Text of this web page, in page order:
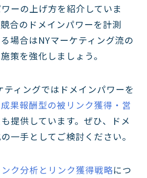
ーの上げ方を紹介していま
合のドメインパワーを計測
場合はNYマーケティング流の
策を強化しましょう。
ティングではドメインパワーを
成果報酬型の被リンク獲得・営
も提供しています。ぜひ、ドメ
一手としてご検討ください。
ク分析とリンク獲得戦略につ